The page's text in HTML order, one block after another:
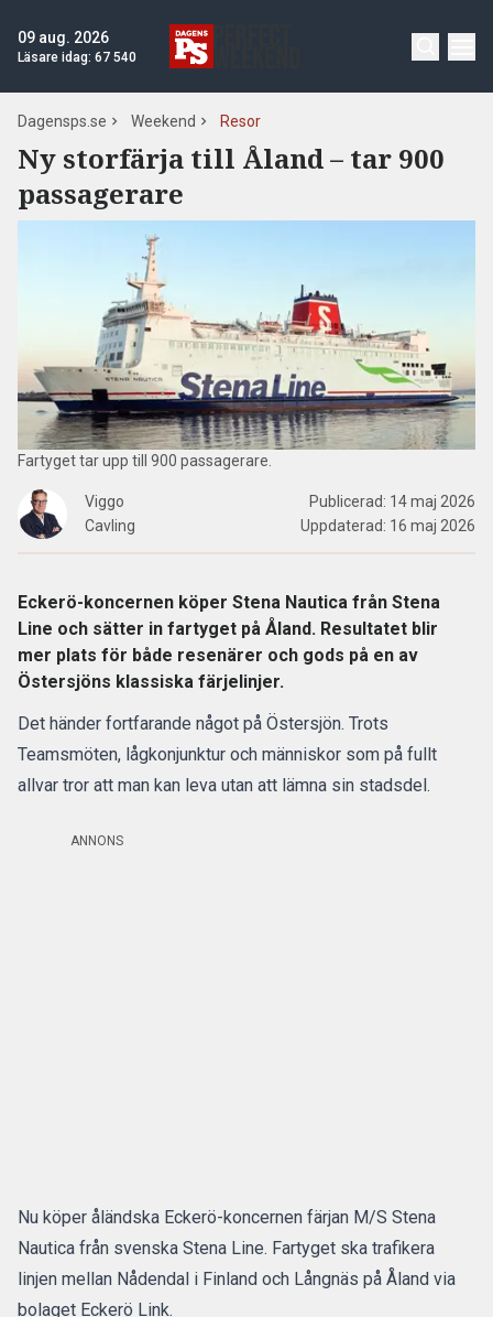
09 aug. 2026
Läsare idag: 67 540
Dagensps.se Weekend Resor
Ny storfärja till Åland – tar 900
passagerare
Fartyget tar upp till 900 passagerare.
Viggo
Cavling
Publicerad: 14 maj 2026
Uppdaterad: 16 maj 2026
Eckerö-koncernen köper Stena Nautica från Stena
Line och sätter in fartyget på Åland. Resultatet blir
mer plats för både resenärer och gods på en av
Östersjöns klassiska färjelinjer.
Det händer fortfarande något på Östersjön. Trots
Teamsmöten, lågkonjunktur och människor som på fullt
allvar tror att man kan leva utan att lämna sin stadsdel.
ANNONS
Nu köper åländska Eckerö-koncernen färjan M/S Stena
Nautica från svenska Stena Line. Fartyget ska trafikera
linjen mellan Nådendal i Finland och Långnäs på Åland via
bolaget Eckerö Link.